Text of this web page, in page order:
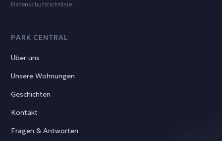
Datenschutzrichtlinie.
PARK CENTRAL
Über uns
Unsere Wohnungen
Geschichten
Kontakt
Fragen & Antworten